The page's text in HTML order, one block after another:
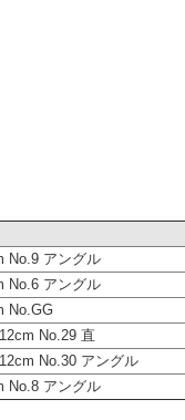
No.9 アングル
No.6 アングル
No.GG
No.29 直
No.30 アングル
No.8 アングル